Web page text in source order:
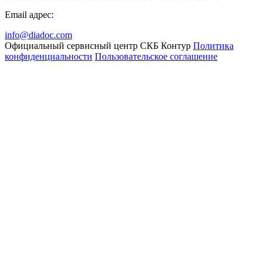
Email адрес:
info@diadoc.com
Официальный сервисный центр СКБ Контур Политика
конфиденциальности Пользовательское соглашение